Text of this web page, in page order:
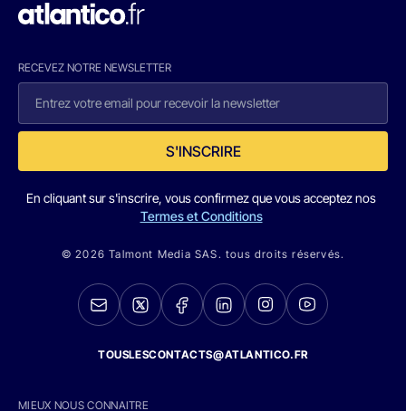
RECEVEZ NOTRE NEWSLETTER
S'INSCRIRE
En cliquant sur s'inscrire, vous confirmez que vous acceptez nos
Termes et Conditions
© 2026 Talmont Media SAS. tous droits réservés.
TOUSLESCONTACTS@ATLANTICO.FR
MIEUX NOUS CONNAITRE